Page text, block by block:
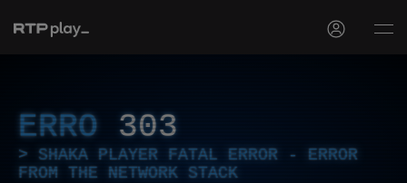
ERRO 303
SHAKA PLAYER FATAL ERROR - ERROR
FROM THE NETWORK STACK